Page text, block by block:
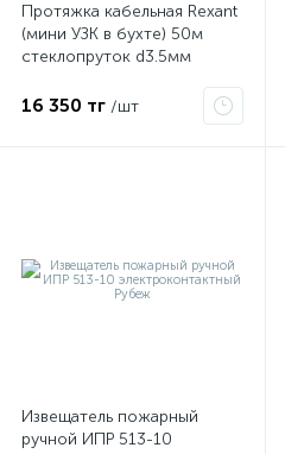
Протяжка кабельная Rexant
(мини УЗК в бухте) 50м
стеклопруток d3.5мм
16 350 тг /шт
Извещатель пожарный
ручной ИПР 513-10